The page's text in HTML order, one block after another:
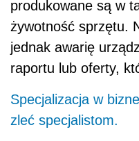
produkowane są w
żywotność sprzętu.
jednak awarię
raportu lub oferty,
Specjalizacja w
zleć specjalistom.